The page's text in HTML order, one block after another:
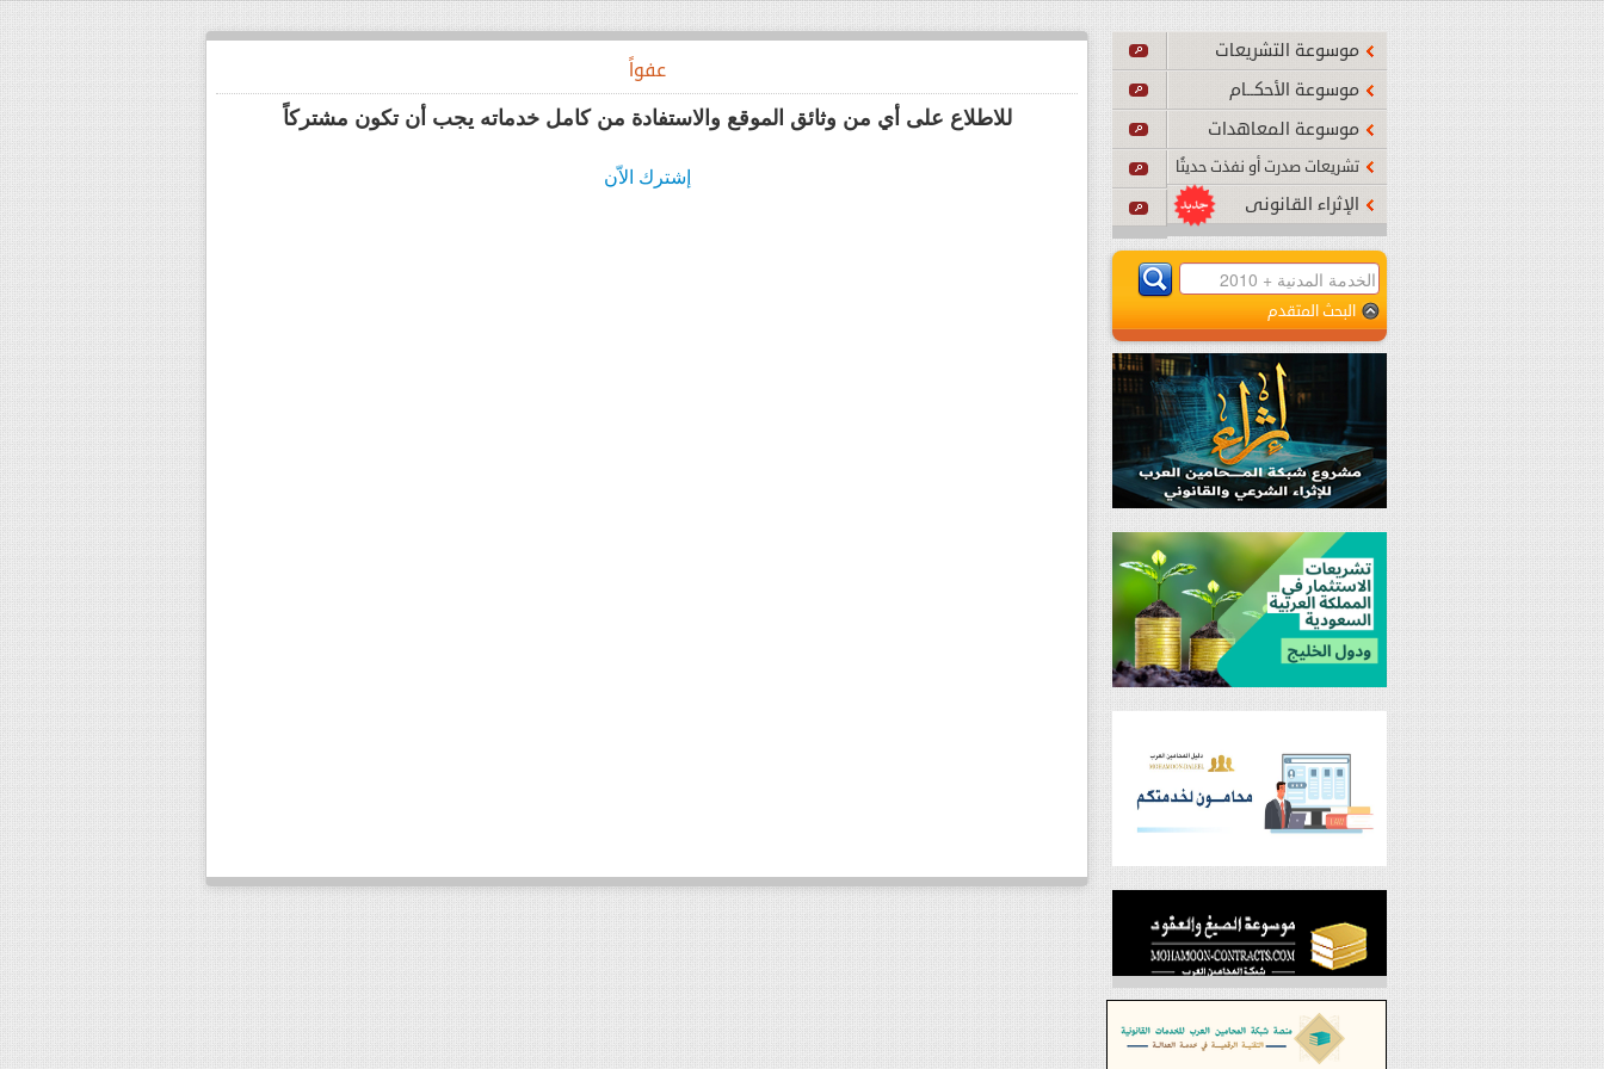
أصبح نافذًا بدءًا من يوم الجمعة 24 يوليو 2026م. ... اقرأ المزيد
موسوعة التشريعات
موسوعة الأحكــام
موسوعة المعاهدات
تشريعات صدرت أو نفذت حديثًا
الإثراء القانونى
البحث المتقدم
عفواً
للاطلاع على أي من وثائق الموقع والاستفادة من كامل خدماته يجب أن تكون مشتركاً
إشترك الاّن